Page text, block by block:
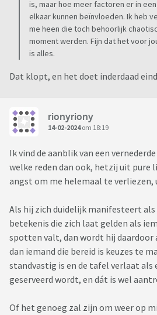
is, maar hoe meer factoren er in
elkaar kunnen beïnvloeden. Ik heb
me heen die toch behoorlijk
moment werden. Fijn dat het voor
is alles.
Dat klopt, en het doet inderdaad
rionyriony
14-02-2024om 18:19
Ik vind de aanblik van een
welke reden dan ook, hetzij uit pure
angst om me helemaal te verliezen,
Als hij zich duidelijk manifesteert als
betekenis die zich laat gelden als
spotten valt, dan wordt hij daardoor
dan iemand die bereid is keuzes te
standvastig is en de tafel verlaat als
geserveerd wordt, en dát is wel
Of het genoeg zal zijn om weer op